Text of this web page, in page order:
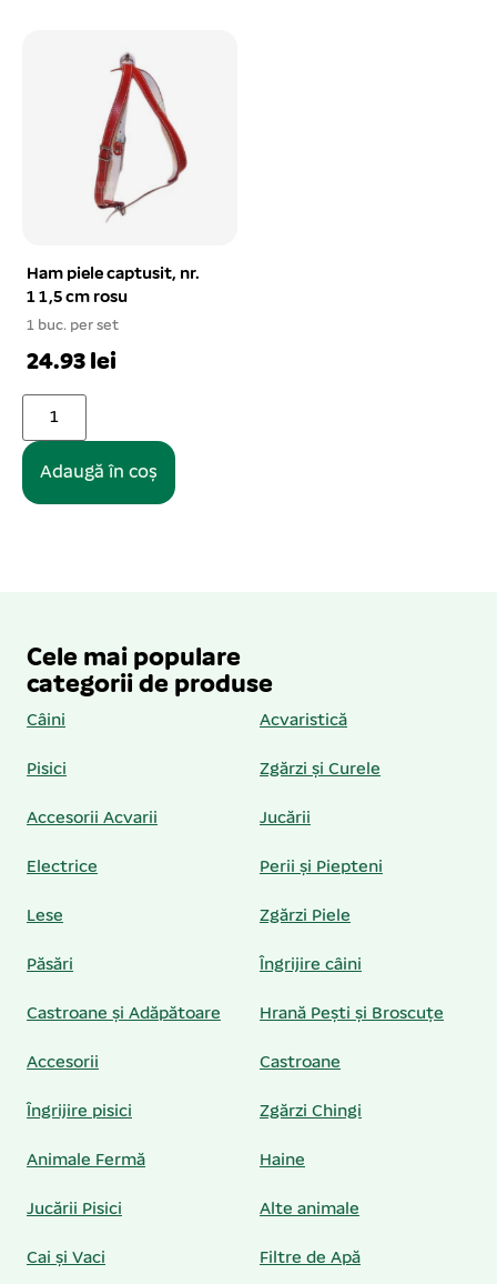
Ham piele captusit, nr.
1 1,5 cm rosu
1 buc. per set
24.93 lei
Adaugă în coș
Cele mai populare
categorii de produse
Câini Acvaristică
Pisici Zgărzi și Curele
Accesorii Acvarii Jucării
Electrice Perii și Piepteni
Lese Zgărzi Piele
Păsări Îngrijire câini
Castroane și Adăpătoare Hrană Pești și Broscuțe
Accesorii Castroane
Îngrijire pisici Zgărzi Chingi
Animale Fermă Haine
Jucării Pisici Alte animale
Cai și Vaci Filtre de Apă